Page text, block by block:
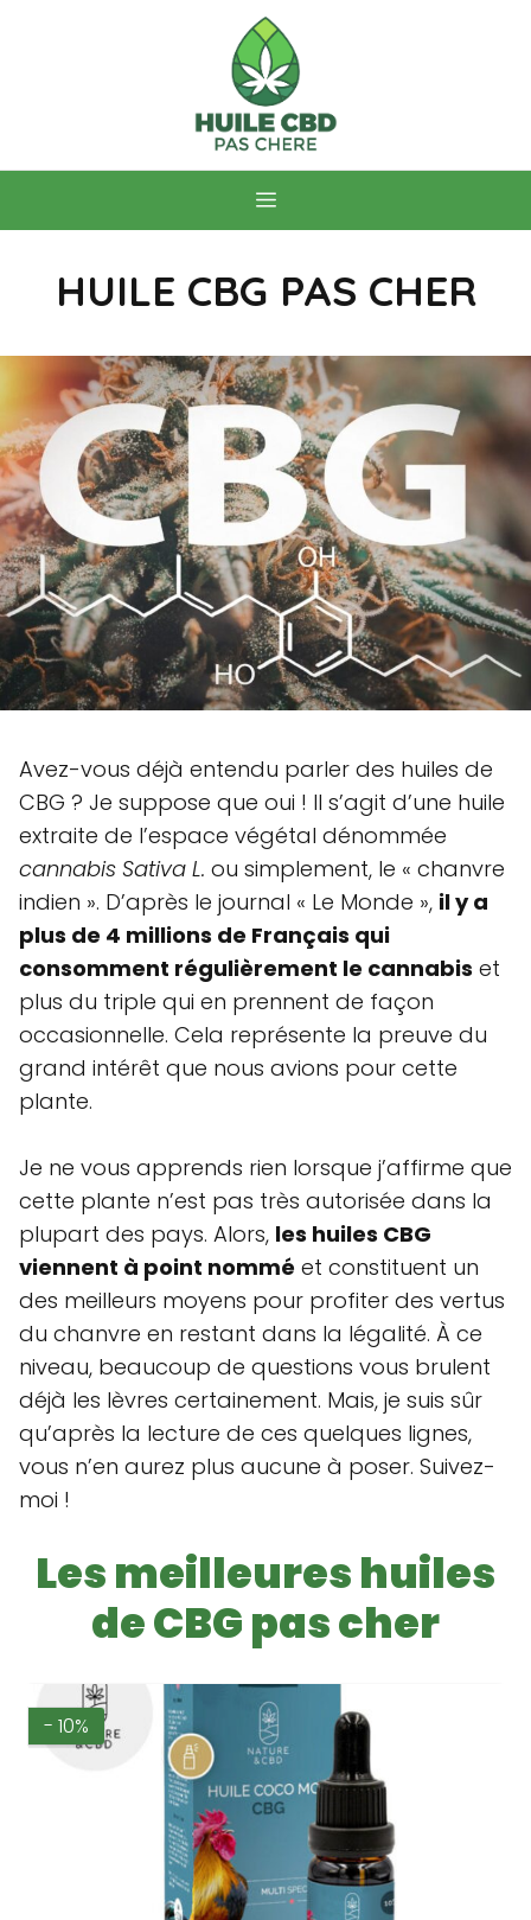
Menu
HUILE CBG PAS CHER
Avez-vous déjà entendu parler des huiles de
CBG ? Je suppose que oui ! Il s’agit d’une huile
extraite de l’espace végétal dénommée
cannabis Sativa L. ou simplement, le « chanvre
indien ». D’après le journal « Le Monde », il y a
plus de 4 millions de Français qui
consomment régulièrement le cannabis et
plus du triple qui en prennent de façon
occasionnelle. Cela représente la preuve du
grand intérêt que nous avions pour cette
plante.
Je ne vous apprends rien lorsque j’affirme que
cette plante n’est pas très autorisée dans la
plupart des pays. Alors, les huiles CBG
viennent à point nommé et constituent un
des meilleurs moyens pour profiter des vertus
du chanvre en restant dans la légalité. À ce
niveau, beaucoup de questions vous brulent
déjà les lèvres certainement. Mais, je suis sûr
qu’après la lecture de ces quelques lignes,
vous n’en aurez plus aucune à poser. Suivez-
moi !
Les meilleures huiles
de CBG pas cher
- 10%